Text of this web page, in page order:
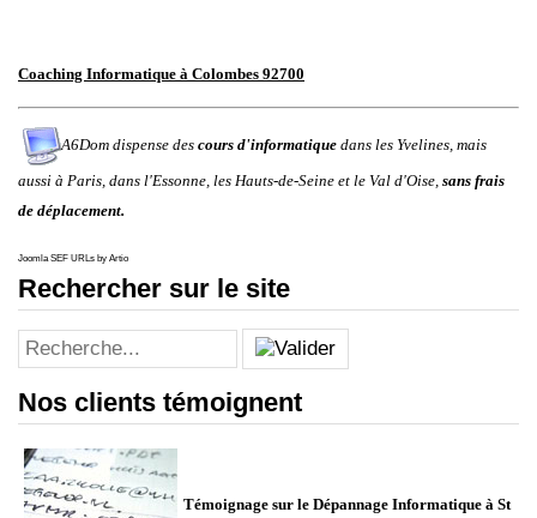
Coaching Informatique à Colombes 92700
A6Dom dispense des cours d'informatique dans les Yvelines, mais
aussi à Paris, dans l'Essonne, les Hauts-de-Seine et le Val d'Oise, sans frais
de déplacement.
Joomla SEF URLs by Artio
Rechercher sur le site
Nos clients témoignent
Témoignage sur le Dépannage Informatique à St